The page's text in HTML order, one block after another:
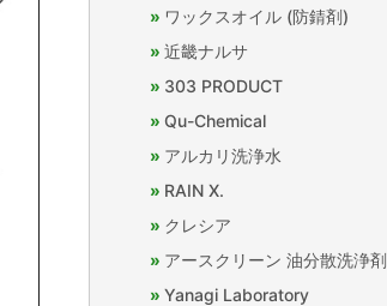
ワックスオイル (防錆剤)
近畿ナルサ
303 PRODUCT
Qu-Chemical
アルカリ洗浄水
RAIN X.
クレシア
アースクリーン 油分散洗浄剤
Yanagi Laboratory